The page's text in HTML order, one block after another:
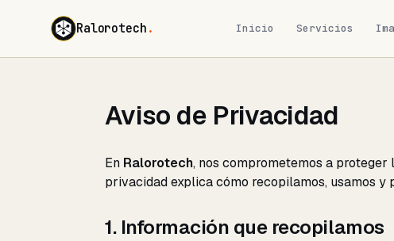
Ralorotech . Inicio Servicios
Aviso de Privacidad
En Ralorotech, nos comprometemos a
privacidad explica cómo recopilamos, usamos
1. Información que recopilamos